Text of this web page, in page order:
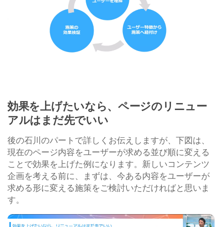
効果を上げたいなら、ページのリニュー
アルはまだ先でいい
後の石川のパートで詳しくお伝えしますが、下図は、
現在のページ内容をユーザーが求める並び順に変える
ことで効果を上げた例になります。新しいコンテンツ
企画を考える前に、まずは、今ある内容をユーザーが
求める形に変える施策をご検討いただければと思いま
す。